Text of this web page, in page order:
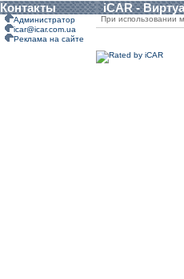
Контакты iCAR -
Администратор
icar@icar.com.ua
Реклама на сайте
При использовании